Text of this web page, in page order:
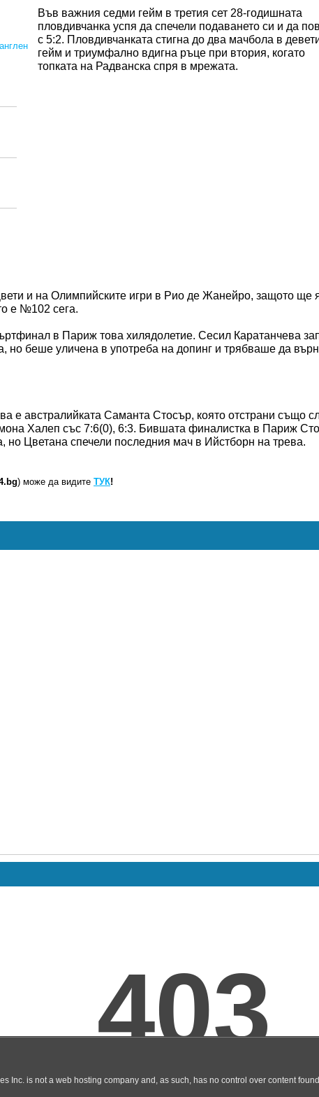
Във важния седми гейм в третия сет 28-годишната
пловдивчанка успя да спечели подаването си и да
с 5:2. Пловдивчанката стигна до два мачбола в
гейм и триумфално вдигна ръце при втория, когато
топката на Радванска спря в мрежата.
и на Олимпийските игри в Рио де Жанейро, защото ще
е №102 сега.
в Париж това хилядолетие. Сесил Каратанчева
но беше уличена в употреба на допинг и трябваше да
е австралийката Саманта Стосър, която отстрани също
Халеп със 7:6(0), 6:3. Бившата финалистка в Париж
но Цветана спечели последния мач в Ийстборн на трева.
) може да видите ТУК!